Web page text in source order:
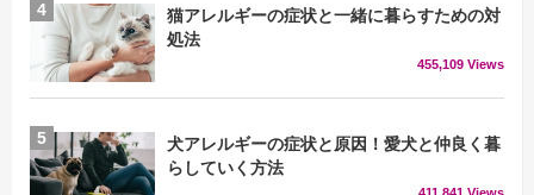
猫アレルギーの症状と一緒に暮らすための対
処法
455,109 Views
犬アレルギーの症状と原因！愛犬と仲良く暮
らしていく方法